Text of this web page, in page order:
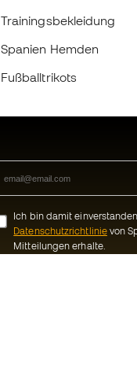
Trainingsbekleidung
Spanien Hemden
Fußballtrikots
Ich bin damit
Datenschutzrichtlinievon
Mitteilungen erhalte.